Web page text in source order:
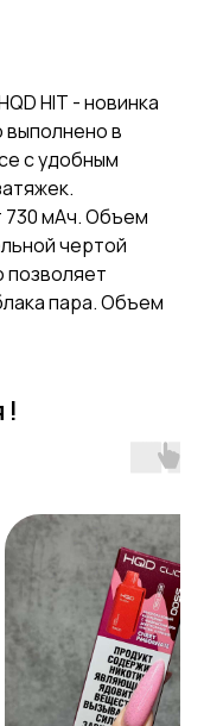
HIT - новинка
выполнено в
с удобным
730 мАч. Объем
чертой
позволяет
пара. Объем